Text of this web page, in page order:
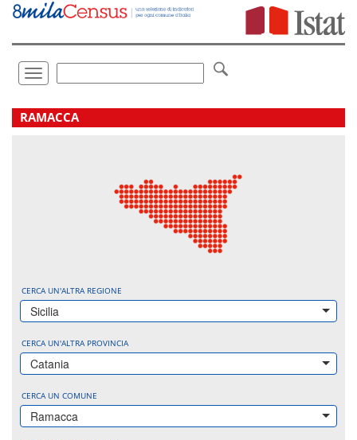
Vai
direttamente
Toggle
navigation
.
RAMACCA
CERCA UN'ALTRA REGIONE
Sicilia
CERCA UN'ALTRA PROVINCIA
Catania
CERCA UN COMUNE
Ramacca